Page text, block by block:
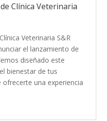
Clínica Veterinaria
Veterinaria S&R
el lanzamiento de
diseñado este
bienestar de tus
una experiencia